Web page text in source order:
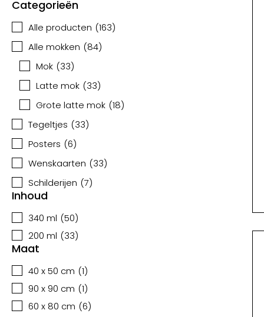
Categorieën
Alle producten (163)
Alle mokken (84)
Mok (33)
Latte mok (33)
Grote latte mok (18)
Tegeltjes (33)
Posters (6)
Wenskaarten (33)
Schilderijen (7)
Inhoud
340 ml (50)
200 ml (33)
Maat
40 x 50 cm (1)
90 x 90 cm (1)
60 x 80 cm (6)